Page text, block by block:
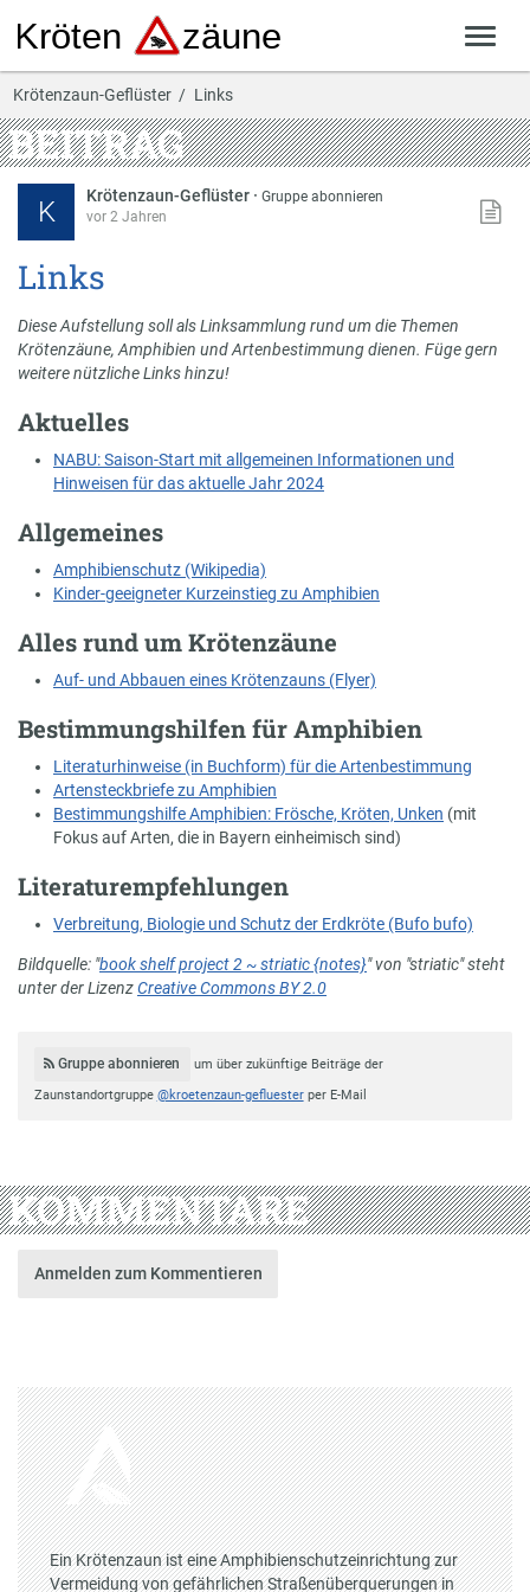
Krötenzaun-Geflüster Links
BEITRAG
K Krötenzaun-Geflüster ·Gruppe abonnieren
vor 2 Jahren
Links
Diese Aufstellung soll als Linksammlung rund um die Themen
Krötenzäune, Amphibien und Artenbestimmung dienen. Füge gern
weitere nützliche Links hinzu!
Aktuelles
NABU: Saison-Start mit allgemeinen Informationen und
Hinweisen für das aktuelle Jahr 2024
Allgemeines
Amphibienschutz (Wikipedia)
Kinder-geeigneter Kurzeinstieg zu Amphibien
Alles rund um Krötenzäune
Auf- und Abbauen eines Krötenzauns (Flyer)
Bestimmungshilfen für Amphibien
Literaturhinweise (in Buchform) für die Artenbestimmung
Artensteckbriefe zu Amphibien
Bestimmungshilfe Amphibien: Frösche, Kröten, Unken (mit
Fokus auf Arten, die in Bayern einheimisch sind)
Literaturempfehlungen
Verbreitung, Biologie und Schutz der Erdkröte (Bufo bufo)
Bildquelle: "book shelf project 2 ~ striatic {notes}" von "striatic" steht
unter der LizenzCreative Commons BY 2.0
Gruppe abonnieren
um über zukünftige Beiträge der
Zaunstandortgruppe @kroetenzaun-gefluesterper E-Mail
KOMMENTARE
Anmelden zum Kommentieren
Ein Krötenzaun ist eine Amphibienschutzeinrichtung zur
Vermeidung von gefährlichen Straßenüberquerungen in